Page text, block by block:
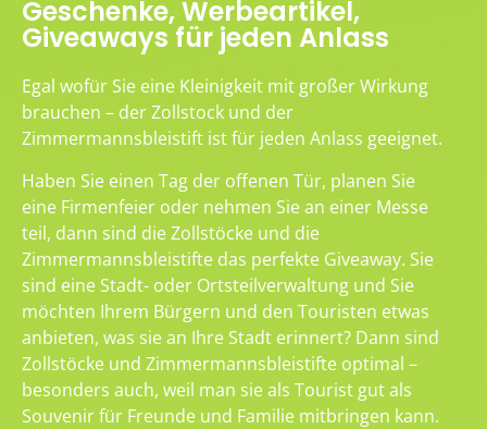
Geschenke, Werbeartikel,
Giveaways für jeden Anlass
Egal wofür Sie eine Kleinigkeit mit großer Wirkung
brauchen – der Zollstock und der
Zimmermannsbleistift ist für jeden Anlass geeignet.
Haben Sie einen Tag der offenen Tür, planen Sie
eine Firmenfeier oder nehmen Sie an einer Messe
teil, dann sind die Zollstöcke und die
Zimmermannsbleistifte das perfekte Giveaway. Sie
sind eine Stadt- oder Ortsteilverwaltung und Sie
möchten Ihrem Bürgern und den Touristen etwas
anbieten, was sie an Ihre Stadt erinnert? Dann sind
Zollstöcke und Zimmermannsbleistifte optimal –
besonders auch, weil man sie als Tourist gut als
Souvenir für Freunde und Familie mitbringen kann.